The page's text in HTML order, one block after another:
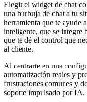
Elegir el widget de chat
una burbuja de chat a tu
herramienta que te ayude
inteligente, que se integre
que te dé el control que
al cliente.
Al centrarte en una
automatización reales y
frustraciones comunes y
soporte impulsado por IA.